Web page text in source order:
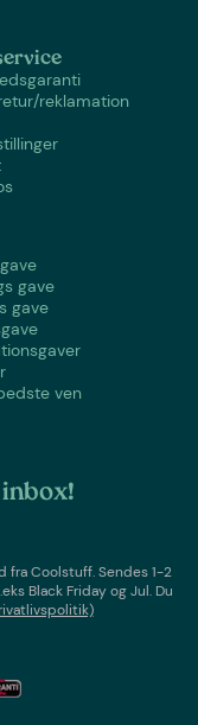
reklamation
gave
gave
ven
fraCoolstuff. Sendes 1-2
Black Friday og Jul. Du